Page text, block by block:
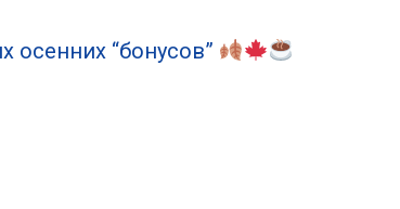
осенних “бонусов”